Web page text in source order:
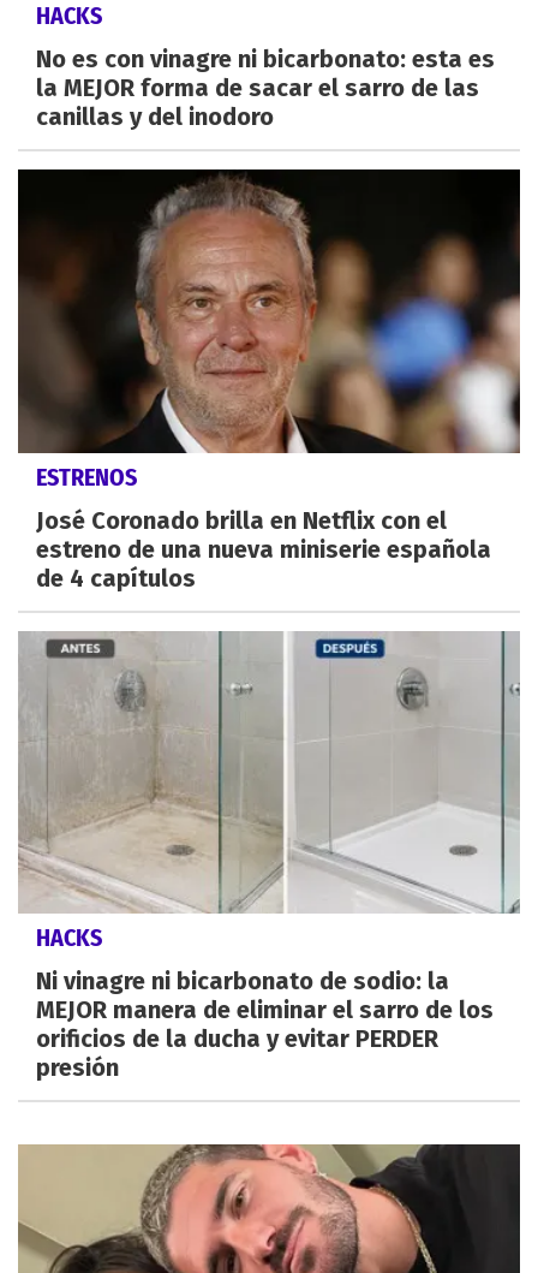
HACKS
No es con vinagre ni bicarbonato: esta es
la MEJOR forma de sacar el sarro de las
canillas y del inodoro
ESTRENOS
José Coronado brilla en Netflix con el
estreno de una nueva miniserie española
de 4 capítulos
HACKS
Ni vinagre ni bicarbonato de sodio: la
MEJOR manera de eliminar el sarro de los
orificios de la ducha y evitar PERDER
presión